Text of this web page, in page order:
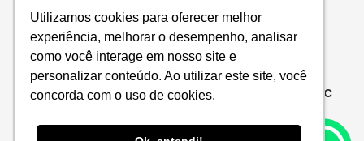
Utilizamos cookies para oferecer melhor
experiência, melhorar o desempenho, analisar
como você interage em nosso site e
personalizar conteúdo. Ao utilizar este site, você
concorda com o uso de cookies.
Consulte aqui o cadastro da instituição no e-MEC